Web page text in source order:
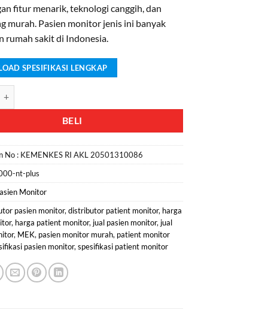
fitur menarik, teknologi canggih, dan
murah. Pasien monitor jenis ini banyak
rumah sakit di Indonesia.
SPESIFIKASI LENGKAP
BELI
No : KEMENKES RI AKL 20501310086
nt-plus
Monitor
pasien monitor,distributor patient monitor, harga
, harga patient monitor, jual pasien monitor, jual
, MEK, pasien monitor murah, patient monitor
pasien monitor,spesifikasi patient monitor